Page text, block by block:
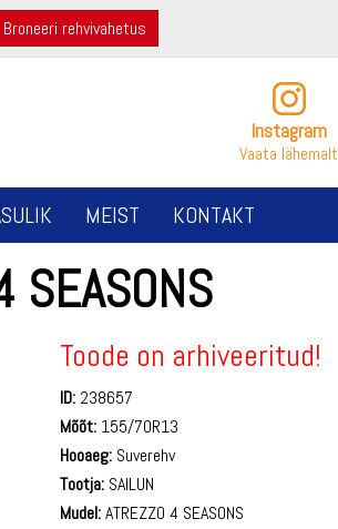
Broneeri rehvivahetus
Instagram
Vaata lähemalt
MEIST KONTAKT
SEASONS
Toode on arhiveeritud!
ID: 238657
Mõõt: 155/70R13
Hooaeg: Suverehv
Tootja: SAILUN
Mudel:ATREZZO 4 SEASONS